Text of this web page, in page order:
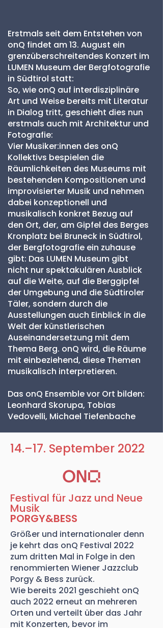
Erstmals seit dem Entstehen von
onQ findet am 13. August ein
grenzüberschreitendes Konzert im
LUMEN Museum der Bergfotografie
in Südtirol statt:
So, wie onQ auf interdisziplinäre
Art und Weise bereits mit Literatur
in Dialog tritt, geschieht dies nun
erstmals auch mit Architektur und
Fotografie:
Vier Musiker:innen des onQ
Kollektivs bespielen die
Räumlichkeiten des Museums mit
bestehenden Kompositionen und
improvisierter Musik und nehmen
dabei konzeptionell und
musikalisch konkret Bezug auf
den Ort, der, am Gipfel des Berges
Kronplatz bei Bruneck in Südtirol,
der Bergfotografie ein zuhause
gibt: Das LUMEN Museum gibt
nicht nur spektakulären Ausblick
auf die Weite, auf die Berggipfel
der Umgebung und die Südtiroler
Täler, sondern durch die
Ausstellungen auch Einblick in die
Welt der künstlerischen
Auseinandersetzung mit dem
Thema Berg. onQ wird, die Räume
mit einbeziehend, diese Themen
musikalisch interpretieren.
Das onQ Ensemble vor Ort bilden:
Leonhard Skorupa, Tobias
Vedovelli, Michael Tiefenbache
14.–17. September 2022
Festival für Jazz und Neue
Musik
PORGY&BESS
Größer und internationaler denn
je kehrt das onQ Festival 2022
zum dritten Mal in Folge in den
renommierten Wiener Jazzclub
Porgy & Bess zurück.
Wie bereits 2021 geschieht onQ
auch 2022 erneut an mehreren
Orten und verteilt über das Jahr
mit Konzerten, bevor im